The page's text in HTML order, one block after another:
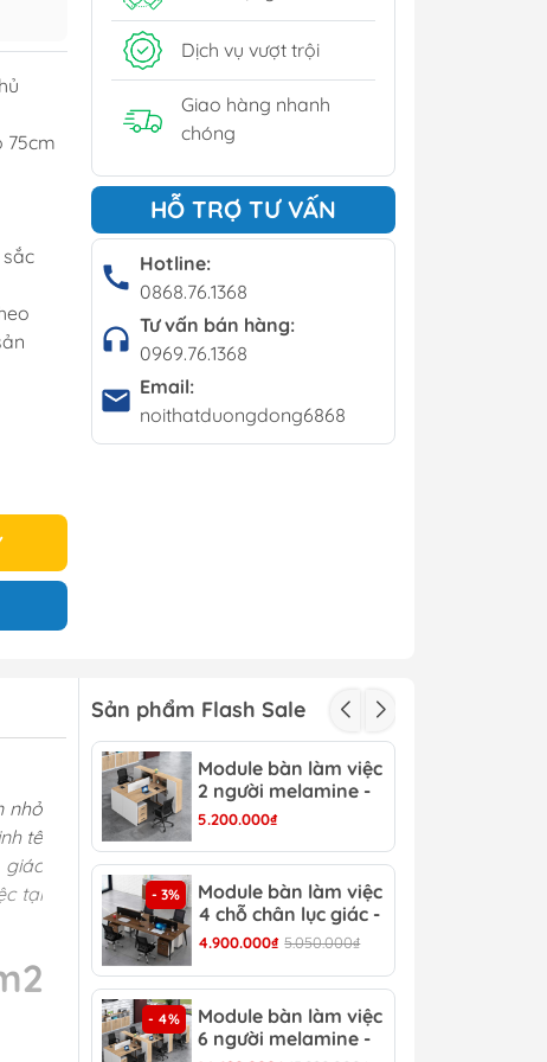
Bộ bàn ghế cafe
Bàn cafe
Ghế cafe
Ghế bar
75cm
Dịch vụ vượt trội
Giao hàng nhanh
chóng
HỖ TRỢ TƯ VẤN
Hotline:
0868.76.1368
Tư vấn bán hàng:
0969.76.1368
Email:
noithatduongdong6868
nhỏ
tế
giác
tại
Sản phẩm Flash Sale
Module bàn làm việc
2 người melamine -
CB 15
5.200.000₫
- 3%
Module bàn làm việc
4 chỗ chân lục giác -
CB 17
4.900.000₫ 5.050.000₫
- 4%
Module bàn làm việc
6 người melamine -